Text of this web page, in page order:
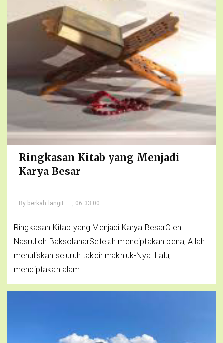
Ringkasan Kitab yang Menjadi
Karya Besar
By berkah langit , 06.33.00
Ringkasan Kitab yang Menjadi Karya BesarOleh:
Nasrulloh BaksolaharSetelah menciptakan pena, Allah
menuliskan seluruh takdir makhluk-Nya. Lalu,
menciptakan alam...